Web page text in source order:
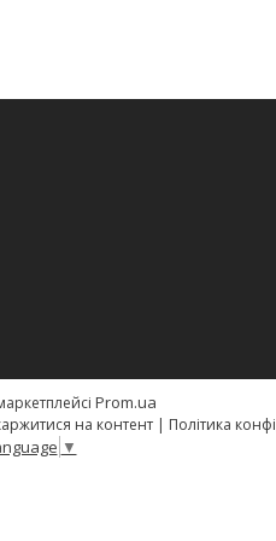
Prom.ua
на контент | Політика
▼